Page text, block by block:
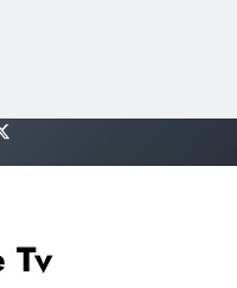
Tv